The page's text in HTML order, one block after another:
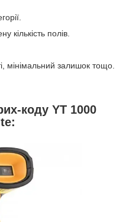
кількість полів.
мінімальний залишок тощо.
коду YT 1000